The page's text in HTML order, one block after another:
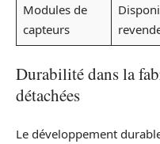
Modules de
capteurs
Durabilité dans la
détachées
Le développement